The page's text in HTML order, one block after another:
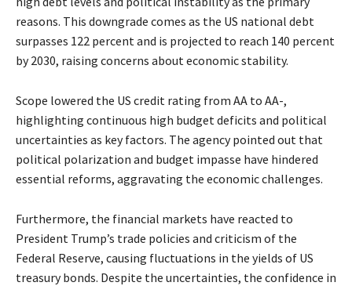
reasons. This downgrade comes as the US national debt
surpasses 122 percent and is projected to reach 140 percent
by 2030, raising concerns about economic stability.
Scope lowered the US credit rating from AA to AA-,
highlighting continuous high budget deficits and political
uncertainties as key factors. The agency pointed out that
political polarization and budget impasse have hindered
essential reforms, aggravating the economic challenges.
Furthermore, the financial markets have reacted to
President Trump’s trade policies and criticism of the
Federal Reserve, causing fluctuations in the yields of US
treasury bonds. Despite the uncertainties, the confidence in